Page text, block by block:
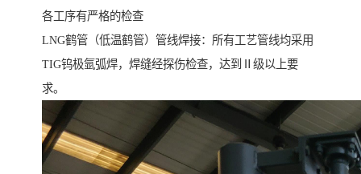
各工序有严格的检查
LNG鹤管（低温鹤管）管线焊接：所有工艺管线均采用
TIG钨极氩弧焊，焊缝经探伤检查，达到Ⅱ级以上要
求。